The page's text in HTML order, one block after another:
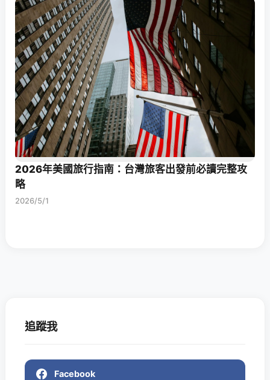
2026年美國旅行指南：台灣旅客出發前必讀完整攻
略
2026/5/1
追蹤我
Facebook